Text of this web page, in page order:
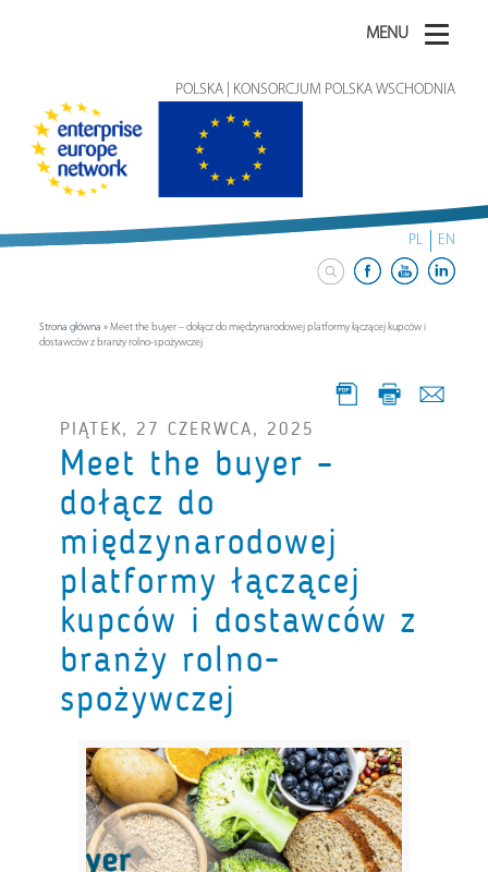
MENU
POLSKA | KONSORCJUM POLSKA WSCHODNIA
PL EN
Strona główna »Meet the buyer – dołącz do międzynarodowej platformy łączącej kupców i
dostawców z branży rolno-spożywczej
PIĄTEK, 27 CZERWCA, 2025
Meet the buyer –
dołącz do
międzynarodowej
platformy łączącej
kupców i dostawców z
branży rolno-
spożywczej